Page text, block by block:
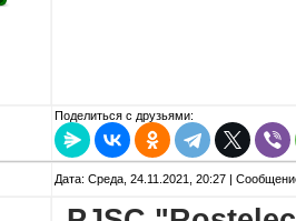
Поделиться с друзьями:
Дата: Среда, 24.11.2021, 20:27 |